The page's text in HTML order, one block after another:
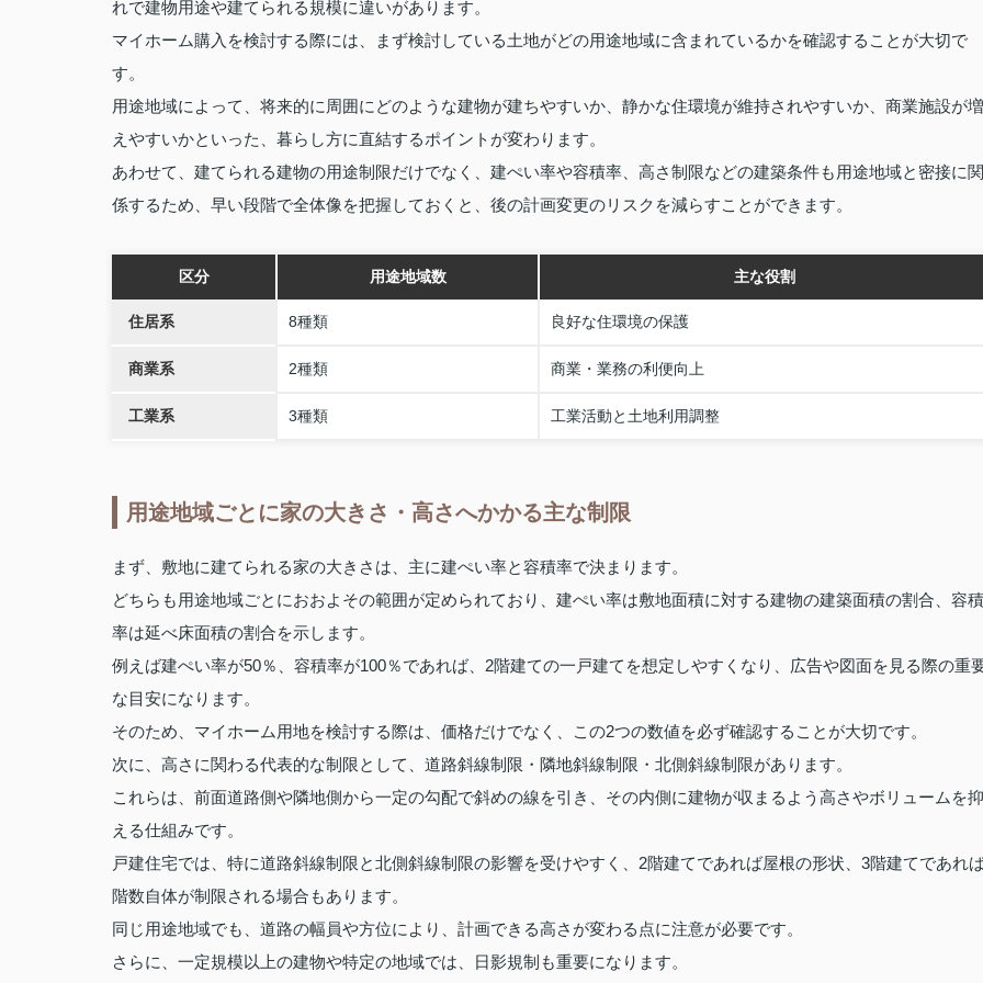
れで建物用途や建てられる規模に違いがあります。
マイホーム購入を検討する際には、まず検討している土地がどの用途地域に含まれているかを確認することが大切で
す。
用途地域によって、将来的に周囲にどのような建物が建ちやすいか、静かな住環境が維持されやすいか、商業施設が増
えやすいかといった、暮らし方に直結するポイントが変わります。
あわせて、建てられる建物の用途制限だけでなく、建ぺい率や容積率、高さ制限などの建築条件も用途地域と密接に関
係するため、早い段階で全体像を把握しておくと、後の計画変更のリスクを減らすことができます。
区分 用途地域数 主な役割
住居系 8種類 良好な住環境の保護
商業系 2種類 商業・業務の利便向上
工業系 3種類 工業活動と土地利用調整
用途地域ごとに家の大きさ・高さへかかる主な制限
まず、敷地に建てられる家の大きさは、主に建ぺい率と容積率で決まります。
どちらも用途地域ごとにおおよその範囲が定められており、建ぺい率は敷地面積に対する建物の建築面積の割合、容積
率は延べ床面積の割合を示します。
例えば建ぺい率が50％、容積率が100％であれば、2階建ての一戸建てを想定しやすくなり、広告や図面を見る際の重
な目安になります。
そのため、マイホーム用地を検討する際は、価格だけでなく、この2つの数値を必ず確認することが大切です。
次に、高さに関わる代表的な制限として、道路斜線制限・隣地斜線制限・北側斜線制限があります。
これらは、前面道路側や隣地側から一定の勾配で斜めの線を引き、その内側に建物が収まるよう高さやボリュームを抑
える仕組みです。
戸建住宅では、特に道路斜線制限と北側斜線制限の影響を受けやすく、2階建てであれば屋根の形状、3階建てであれ
階数自体が制限される場合もあります。
同じ用途地域でも、道路の幅員や方位により、計画できる高さが変わる点に注意が必要です。
さらに、一定規模以上の建物や特定の地域では、日影規制も重要になります。